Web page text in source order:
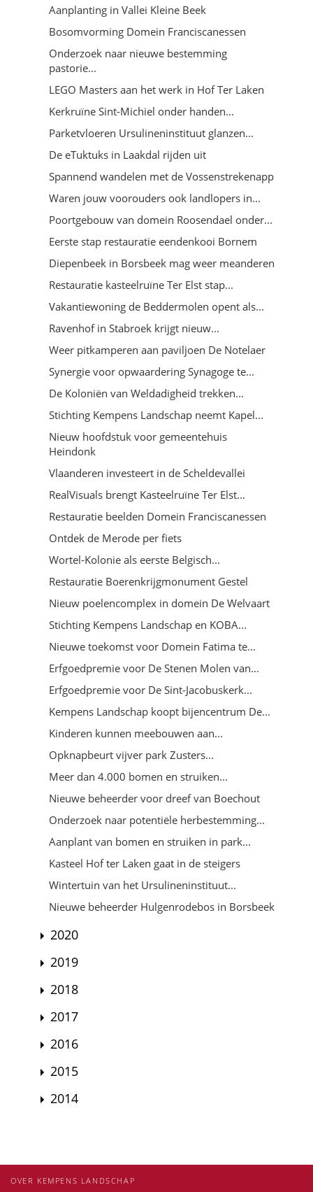
Aanplanting in Vallei Kleine Beek
Bosomvorming Domein Franciscanessen
Onderzoek naar nieuwe bestemming
pastorie...
LEGO Masters aan het werk in Hof Ter Laken
Kerkruïne Sint-Michiel onder handen...
Parketvloeren Ursulineninstituut glanzen...
De eTuktuks in Laakdal rijden uit
Spannend wandelen met de Vossenstrekenapp
Waren jouw voorouders ook landlopers in...
Poortgebouw van domein Roosendael onder...
Eerste stap restauratie eendenkooi Bornem
Diepenbeek in Borsbeek mag weer meanderen
Restauratie kasteelruïne Ter Elst stap...
Vakantiewoning de Beddermolen opent als...
Ravenhof in Stabroek krijgt nieuw...
Weer pitkamperen aan paviljoen De Notelaer
Synergie voor opwaardering Synagoge te...
De Koloniën van Weldadigheid trekken...
Stichting Kempens Landschap neemt Kapel...
Nieuw hoofdstuk voor gemeentehuis
Heindonk
Vlaanderen investeert in de Scheldevallei
RealVisuals brengt Kasteelruïne Ter Elst...
Restauratie beelden Domein Franciscanessen
Ontdek de Merode per fiets
Wortel-Kolonie als eerste Belgisch...
Restauratie Boerenkrijgmonument Gestel
Nieuw poelencomplex in domein De Welvaart
Stichting Kempens Landschap en KOBA...
Nieuwe toekomst voor Domein Fatima te...
Erfgoedpremie voor De Stenen Molen van...
Erfgoedpremie voor De Sint-Jacobuskerk...
Kempens Landschap koopt bijencentrum De...
Kinderen kunnen meebouwen aan...
Opknapbeurt vijver park Zusters...
Meer dan 4.000 bomen en struiken...
Nieuwe beheerder voor dreef van Boechout
Onderzoek naar potentiële herbestemming...
Aanplant van bomen en struiken in park...
Kasteel Hof ter Laken gaat in de steigers
Wintertuin van het Ursulineninstituut...
Nieuwe beheerder Hulgenrodebos in Borsbeek
2020
2019
2018
2017
2016
2015
2014
OVER KEMPENS LANDSCHAP